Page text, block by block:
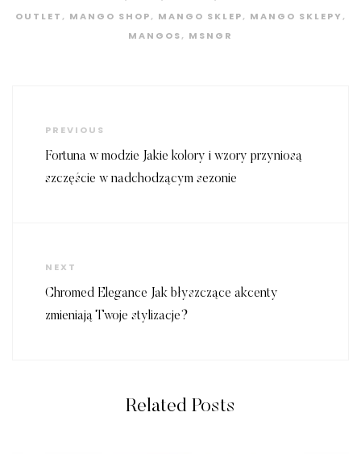
OUTLET , MANGO SHOP, MANGO SKLEP, MANGO SKLEPY ,
MANGOS, MSNGR
wpisu
Previous
Post
PREVIOUS
Fortuna w modzie Jakie kolory i wzory przyniosą
szczęście w nadchodzącym sezonie
Next
Post
NEXT
Chromed Elegance Jak błyszczące akcenty
zmieniają Twoje stylizacje?
Related Posts